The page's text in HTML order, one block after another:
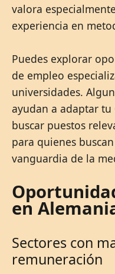
valora
experiencia en
Puedes explorar
de empleo
universidades.
ayudan a adaptar tu
buscar puestos
para quienes
vanguardia de la
en
Sectores con
remuneración